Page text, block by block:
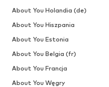
About You Holandia (de)
About You Hiszpania
About You Estonia
About You Belgia (fr)
About You Francja
About You Węgry